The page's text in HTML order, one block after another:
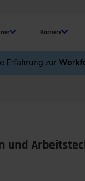
Karriere
Erfahrung zur
und